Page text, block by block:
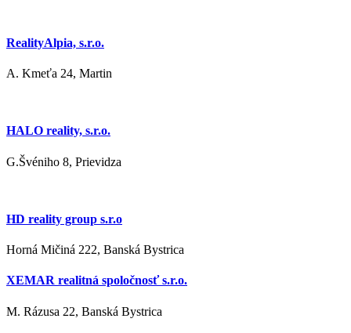
RealityAlpia, s.r.o.
A. Kmeťa 24, Martin
HALO reality, s.r.o.
G.Švéniho 8, Prievidza
HD reality group s.r.o
Horná Mičiná 222, Banská Bystrica
XEMAR realitná spoločnosť s.r.o.
M. Rázusa 22, Banská Bystrica